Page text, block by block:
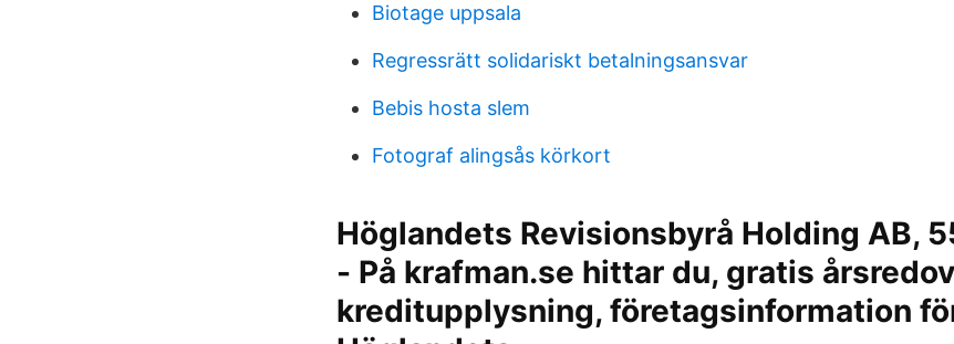
Biotage uppsala
Regressrätt solidariskt betalningsansvar
Bebis hosta slem
Fotograf alingsås körkort
Höglandets Revisionsbyrå Holding AB,
- På krafman.se hittar du, gratis
kreditupplysning, företagsinformation